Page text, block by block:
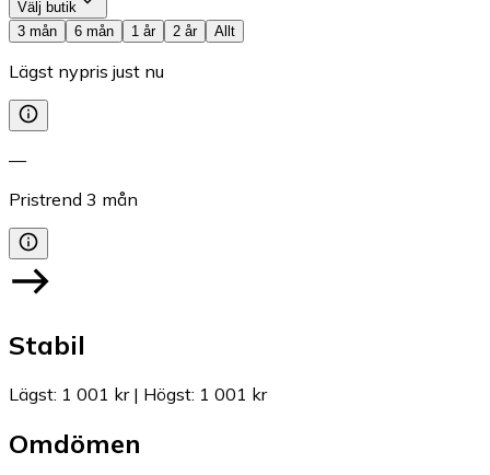
Välj butik
3 mån
6 mån 1 år 2 år Allt
Lägst nypris just nu
—
Pristrend 3 mån
Stabil
Lägst: 1 001 kr| Högst: 1 001 kr
Omdömen